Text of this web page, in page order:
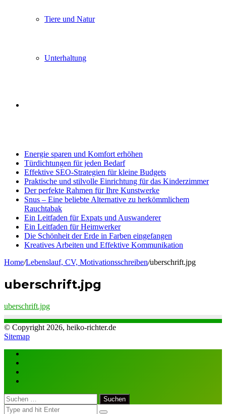
Tiere und Natur
Unterhaltung
Energie sparen und Komfort erhöhen
Türdichtungen für jeden Bedarf
Effektive SEO-Strategien für kleine Budgets
Praktische und stilvolle Einrichtung für das Kinderzimmer
Der perfekte Rahmen für Ihre Kunstwerke
Snus – Eine beliebte Alternative zu herkömmlichem
Rauchtabak
Ein Leitfaden für Expats und Auswanderer
Ein Leitfaden für Heimwerker
Die Schönheit der Erde in Farben eingefangen
Kreatives Arbeiten und Effektive Kommunikation
Home/Lebenslauf, CV, Motivationsschreiben/uberschrift.jpg
uberschrift.jpg
uberschrift.jpg
© Copyright 2026, heiko-richter.de
Sitemap
Close
Suchen
nach: